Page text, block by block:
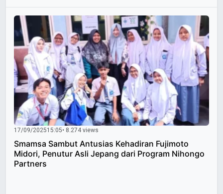
17/09/202515:05• 8.274 views
Smamsa Sambut Antusias Kehadiran Fujimoto
Midori, Penutur Asli Jepang dari Program Nihongo
Partners